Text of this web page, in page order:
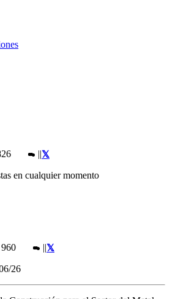
||
en cualquier momento
960 ||
26